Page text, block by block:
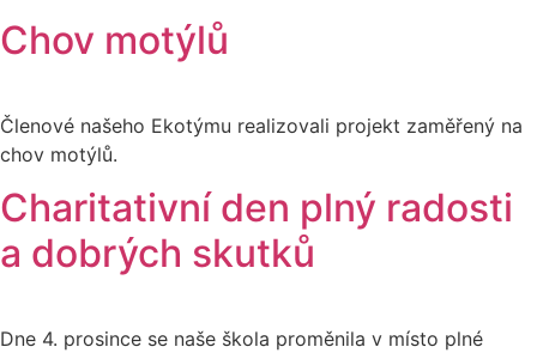
Chov motýlů
Členové našeho Ekotýmu realizovali projekt zaměřený na
chov motýlů.
Charitativní den plný radosti
a dobrých skutků
Dne 4. prosince se naše škola proměnila v místo plné